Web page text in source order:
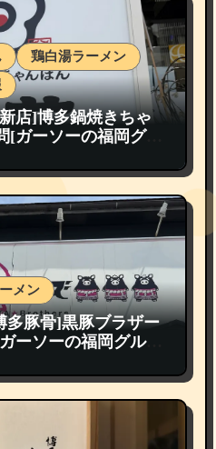
鶏白湯ラーメン
店]博多鍋焼きちゃ
ガーソーの福岡グル
メン
多豚骨]黒豚ブラザー
ーソーの福岡グルメ